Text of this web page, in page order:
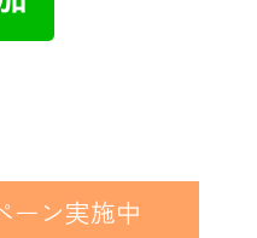
ーン実施中